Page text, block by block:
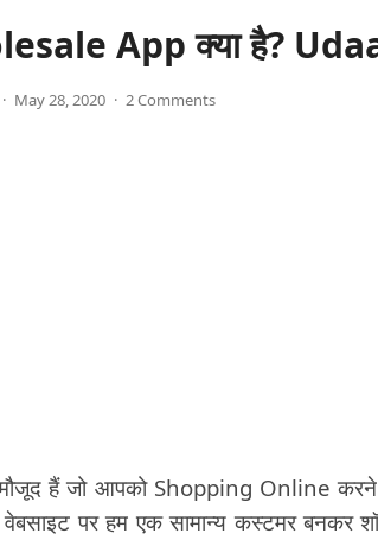
App क्या है?
· May 28, 2020 · 2 Comments
मौजूद हैं जो आपको Shopping Online
पर हम एक सामान्य कस्टमर बनकर